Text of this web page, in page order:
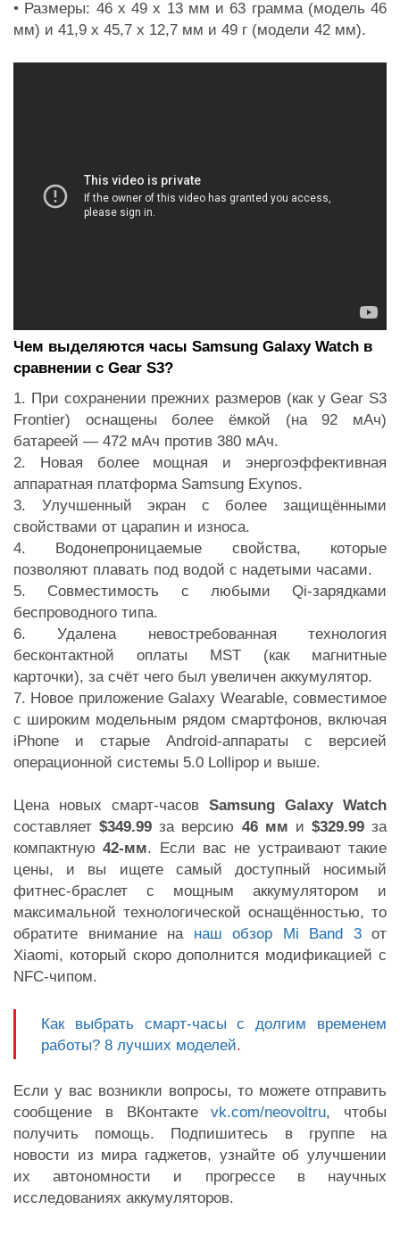
• Размеры: 46 х 49 х 13 мм и 63 грамма (модель 46
мм) и 41,9 х 45,7 х 12,7 мм и 49 г (модели 42 мм).
Чем выделяются часы Samsung Galaxy Watch в
сравнении с Gear S3?
1. При сохранении прежних размеров (как у Gear S3
Frontier) оснащены более ёмкой (на 92 мАч)
батареей — 472 мАч против 380 мАч.
2. Новая более мощная и энергоэффективная
аппаратная платформа Samsung Exynos.
3. Улучшенный экран с более защищёнными
свойствами от царапин и износа.
4. Водонепроницаемые свойства, которые
позволяют плавать под водой с надетыми часами.
5. Совместимость с любыми Qi-зарядками
беспроводного типа.
6. Удалена невостребованная технология
бесконтактной оплаты MST (как магнитные
карточки), за счёт чего был увеличен аккумулятор.
7. Новое приложение Galaxy Wearable, совместимое
с широким модельным рядом смартфонов, включая
iPhone и старые Android-аппараты с версией
операционной системы 5.0 Lollipop и выше.
Цена новых смарт-часов Samsung Galaxy Watch
составляет$349.99 за версию 46 мм и $329.99за
компактную42-мм. Если вас не устраивают такие
цены, и вы ищете самый доступный носимый
фитнес-браслет с мощным аккумулятором и
максимальной технологической оснащённостью, то
обратите внимание на наш обзор Mi Band 3от
Xiaomi, который скоро дополнится модификацией с
NFC-чипом.
Как выбрать смарт-часы с долгим временем
работы? 8 лучших моделей.
Если у вас возникли вопросы, то можете отправить
сообщение в ВКонтактеvk.com/neovoltru, чтобы
получить помощь. Подпишитесь в группе на
новости из мира гаджетов, узнайте об улучшении
их автономности и прогрессе в научных
исследованиях аккумуляторов.